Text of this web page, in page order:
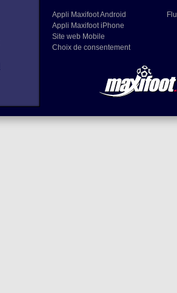
Appli Maxifoot Android
Appli Maxifoot iPhone
Site web Mobile
Choix de consentement